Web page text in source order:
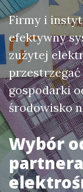
Firmy i
efektywny
zużytej
gospodarki
środowisko
Wybór